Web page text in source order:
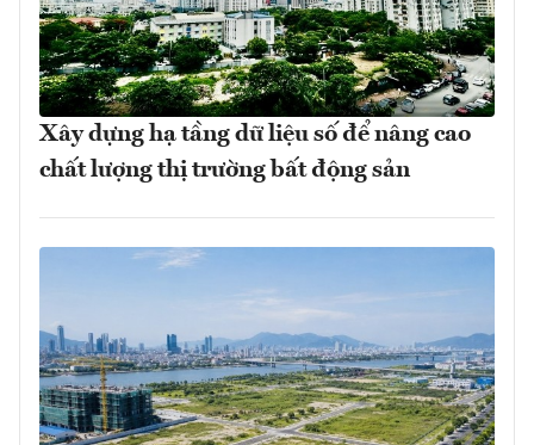
Xây dựng hạ tầng dữ liệu số để nâng cao
chất lượng thị trường bất động sản